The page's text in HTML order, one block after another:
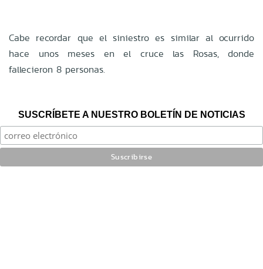
Cabe recordar que el siniestro es similar al ocurrido
hace unos meses en el cruce las Rosas, donde
fallecieron 8 personas.
SUSCRÍBETE A NUESTRO BOLETÍN DE NOTICIAS